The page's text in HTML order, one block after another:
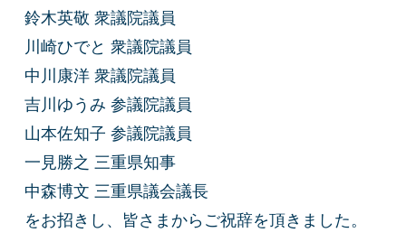
鈴木英敬 衆議院議員
川崎ひでと 衆議院議員
中川康洋 衆議院議員
吉川ゆうみ 参議院議員
山本佐知子 参議院議員
一見勝之 三重県知事
中森博文 三重県議会議長
をお招きし、皆さまからご祝辞を頂きました。